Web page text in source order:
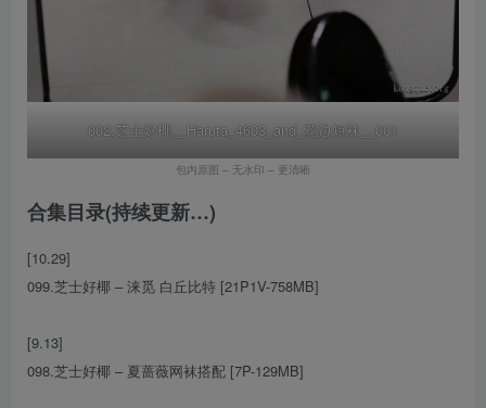
002.芝士好椰__Haruta_4603_and_花边短袜__001
包内原图 – 无水印 – 更清晰
合集目录(持续更新…)
[10.29]
099.芝士好椰 – 涞觅 白丘比特 [21P1V-758MB]
[9.13]
098.芝士好椰 – 夏蔷薇网袜搭配 [7P-129MB]